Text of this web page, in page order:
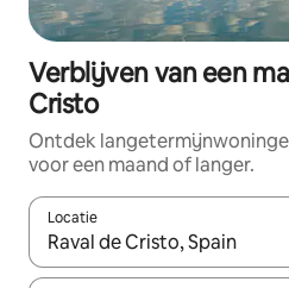
Verblijven van een
Cristo
Ontdek
voor een maand of langer.
Locatie
Wanneer er resultaten